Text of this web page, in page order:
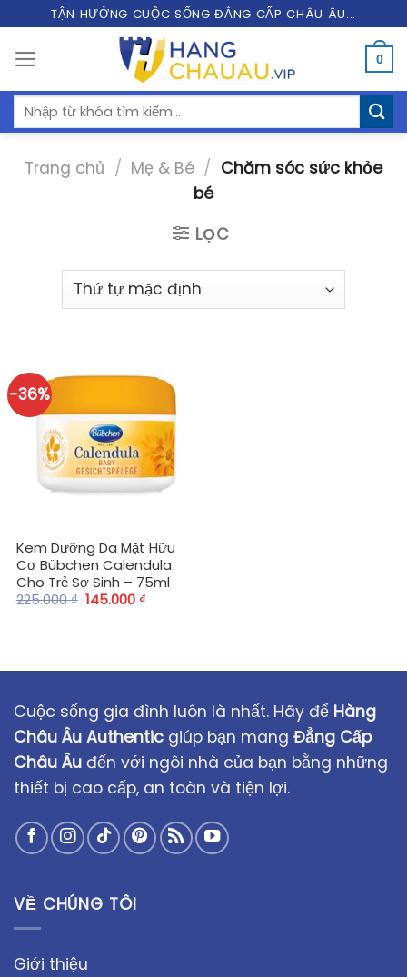
content
TẬN HƯỞNG CUỘC SỐNG ĐẲNG CẤP CHÂU ÂU...
0
Tìm
kiếm:
Trang chủ / Mẹ & Bé / Chăm sóc sức khỏe
bé
LỌC
-36%
Kem Dưỡng Da Mặt Hữu
Cơ Bübchen Calendula
Cho Trẻ Sơ Sinh – 75ml
225.000₫ 145.000 ₫
Cuộc sống gia đình luôn là nhất. Hãy để Hàng
Châu Âu Authentic giúp bạn mang Đẳng Cấp
Châu Âu đến với ngôi nhà của bạn bằng những
thiết bị cao cấp, an toàn và tiện lợi.
VỀ CHÚNG TÔI
Giới thiệu